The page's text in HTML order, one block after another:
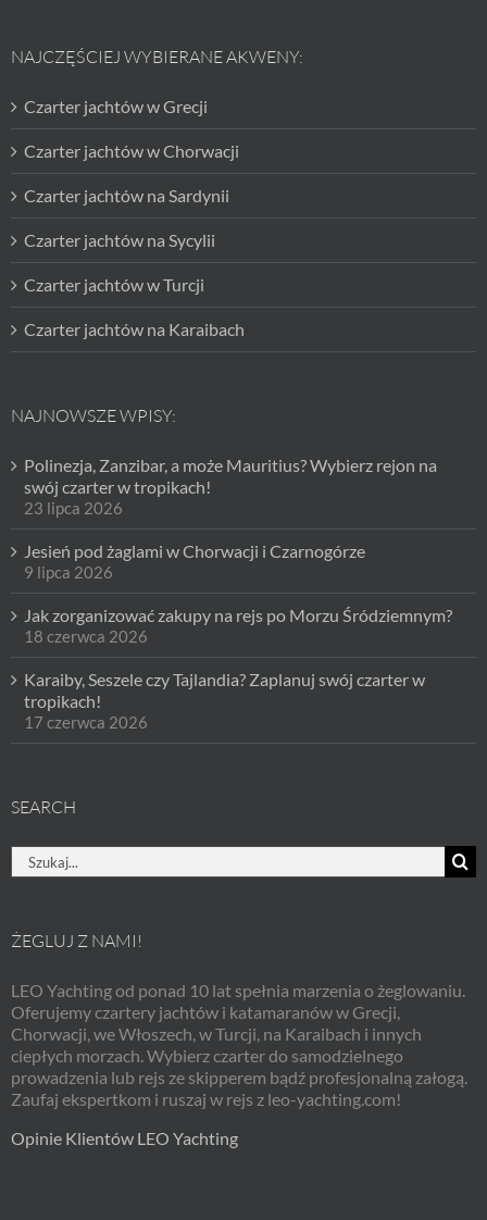
NAJCZĘŚCIEJ WYBIERANE AKWENY:
Czarter jachtów w Grecji
Czarter jachtów w Chorwacji
Czarter jachtów na Sardynii
Czarter jachtów na Sycylii
Czarter jachtów w Turcji
Czarter jachtów na Karaibach
NAJNOWSZE WPISY:
Polinezja, Zanzibar, a może Mauritius? Wybierz rejon na
swój czarter w tropikach!
23 lipca 2026
Jesień pod żaglami w Chorwacji i Czarnogórze
9 lipca 2026
Jak zorganizować zakupy na rejs po Morzu Śródziemnym?
18 czerwca 2026
Karaiby, Seszele czy Tajlandia? Zaplanuj swój czarter w
tropikach!
17 czerwca 2026
SEARCH
Szukaj
ŻEGLUJ Z NAMI!
LEO Yachting od ponad 10 lat spełnia marzenia o żeglowaniu.
Oferujemy czartery jachtów i katamaranów w Grecji,
Chorwacji, we Włoszech, w Turcji, na Karaibach i innych
ciepłych morzach. Wybierz czarter do samodzielnego
prowadzenia lub rejs ze skipperem bądź profesjonalną załogą.
Zaufaj ekspertkom i ruszaj w rejs z leo-yachting.com!
Opinie Klientów LEO Yachting